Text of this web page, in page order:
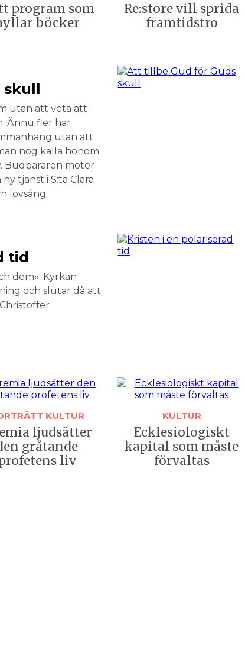
program som
böcker
Re:store vill sprida
framtidstro
skull
utan att veta att
Ännu fler har
utan att
nog kalla honom
Bud­bäraren möter
tjänst i S:ta Clara
lovsång.
tid
dem«. Kyrkan
och slutar då att
KULTUR
ljudsätter
gråtande
liv
KULTUR
Ecklesio­logiskt
kapital som måste
förvaltas